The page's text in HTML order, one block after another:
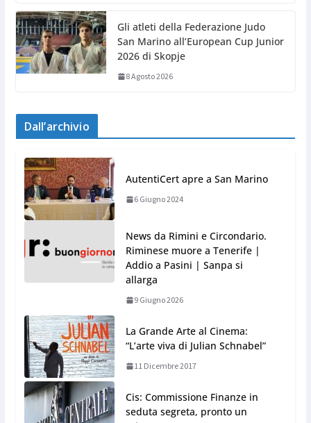
Gli atleti della Federazione Judo
San Marino all’European Cup Junior
2026 di Skopje
8 Agosto 2026
Dall’archivio
AutentiCert apre a San Marino
6 Giugno 2024
News da Rimini e Circondario.
Riminese muore a Tenerife |
Addio a Pasini | Sanpa si
allarga
9 Giugno 2026
La Grande Arte al Cinema:
“L’arte viva di Julian Schnabel”
11 Dicembre 2017
Cis: Commissione Finanze in
seduta segreta, pronto un